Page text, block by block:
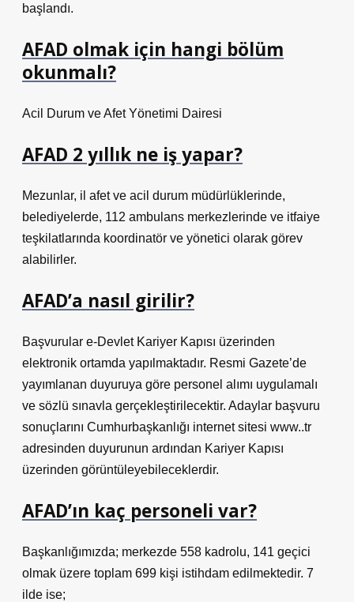
başlandı.
AFAD olmak için hangi bölüm
okunmalı?
Acil Durum ve Afet Yönetimi Dairesi
AFAD 2 yıllık ne iş yapar?
Mezunlar, il afet ve acil durum müdürlüklerinde,
belediyelerde, 112 ambulans merkezlerinde ve itfaiye
teşkilatlarında koordinatör ve yönetici olarak görev
alabilirler.
AFAD’a nasıl girilir?
Başvurular e-Devlet Kariyer Kapısı üzerinden
elektronik ortamda yapılmaktadır. Resmi Gazete’de
yayımlanan duyuruya göre personel alımı uygulamalı
ve sözlü sınavla gerçekleştirilecektir. Adaylar başvuru
sonuçlarını Cumhurbaşkanlığı internet sitesi www..tr
adresinden duyurunun ardından Kariyer Kapısı
üzerinden görüntüleyebileceklerdir.
AFAD’ın kaç personeli var?
Başkanlığımızda; merkezde 558 kadrolu, 141 geçici
olmak üzere toplam 699 kişi istihdam edilmektedir. 7
ilde ise;